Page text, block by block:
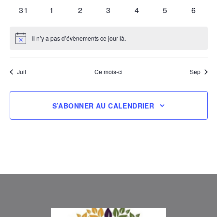
0
31
0
1
0
2
0
3
0
4
0
5
0
6
Notice Il n’y a pas d’évènements ce jour là.
Juil Ce mois-ci Sep
S’ABONNER AU CALENDRIER